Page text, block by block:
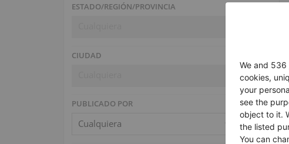
ESTADO/REGIÓN/PROVINCIA
CIUDAD
PUBLICADO POR